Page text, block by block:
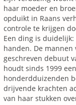
haar moeder en
opduikt in Raans
controle te krijgen
Een ding is
handen. De
geschreven debuut
houdt sinds 1999
honderdduizenden
drijvende krachten
van haar stukken